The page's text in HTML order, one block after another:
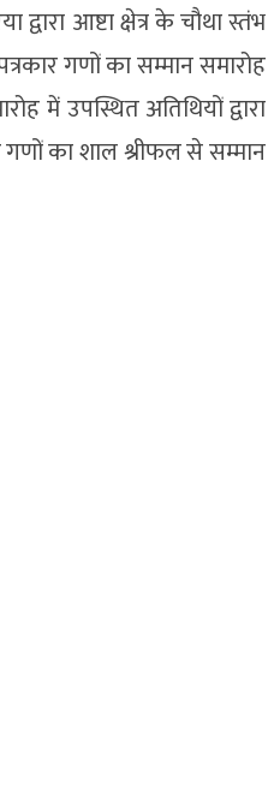
आष्टा क्षेत्र के चौथा स्तंभ
गणों का सम्मान समारोह
में उपस्थित अतिथियों द्वारा
गणों का शाल श्रीफल से सम्मान